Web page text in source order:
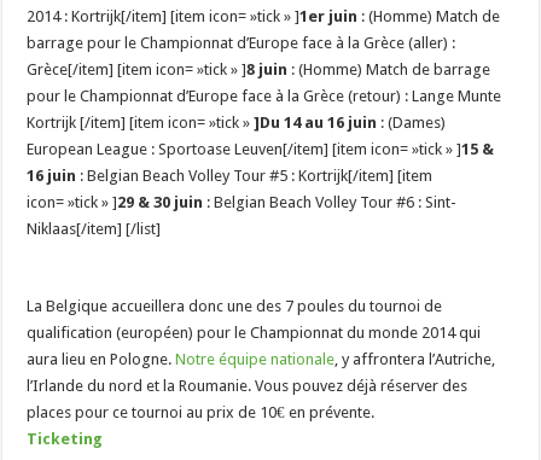
2014 : Kortrijk[/item] [item icon= »tick » ]1er juin : (Homme) Match de
barrage pour le Championnat d’Europe face à la Grèce (aller) :
Grèce[/item] [item icon= »tick » ]8 juin : (Homme) Match de barrage
pour le Championnat d’Europe face à la Grèce (retour) : Lange Munte
Kortrijk [/item] [item icon= »tick »]Du 14 au 16 juin : (Dames)
European League : Sportoase Leuven[/item] [item icon= »tick » ]15 &
16 juin : Belgian Beach Volley Tour #5 : Kortrijk[/item] [item
icon= »tick » ]29 & 30 juin : Belgian Beach Volley Tour #6 : Sint-
Niklaas[/item] [/list]
La Belgique accueillera donc une des 7 poules du tournoi de
qualification (européen) pour le Championnat du monde 2014 qui
aura lieu en Pologne.Notre équipe nationale, y affrontera l’Autriche,
l’Irlande du nord et la Roumanie. Vous pouvez déjà réserver des
places pour ce tournoi au prix de 10€ en prévente.
Ticketing